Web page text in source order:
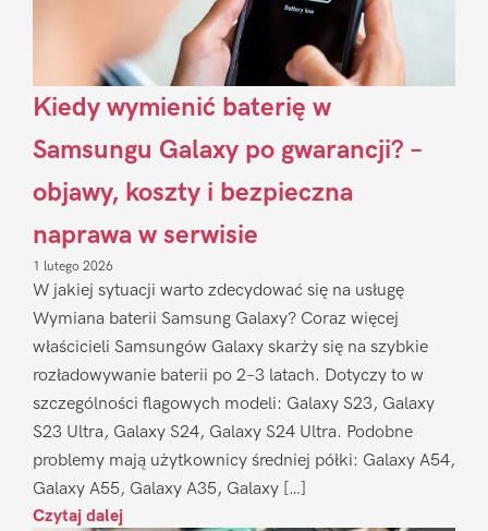
Kiedy wymienić baterię w
Samsungu Galaxy po gwarancji? –
objawy, koszty i bezpieczna
naprawa w serwisie
1 lutego 2026
W jakiej sytuacji warto zdecydować się na usługę
Wymiana baterii Samsung Galaxy? Coraz więcej
właścicieli Samsungów Galaxy skarży się na szybkie
rozładowywanie baterii po 2–3 latach. Dotyczy to w
szczególności flagowych modeli: Galaxy S23, Galaxy
S23 Ultra, Galaxy S24, Galaxy S24 Ultra. Podobne
problemy mają użytkownicy średniej półki: Galaxy A54,
Galaxy A55, Galaxy A35, Galaxy […]
Czytaj dalej